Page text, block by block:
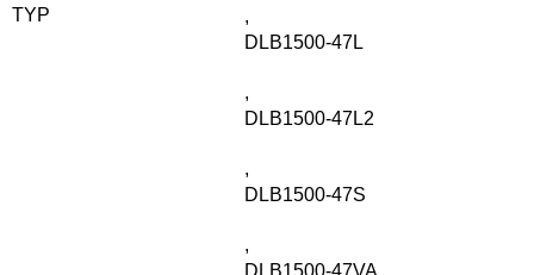
TYP
,
DLB1500-47L
,
DLB1500-47L2
,
DLB1500-47S
,
DLB1500-47VA